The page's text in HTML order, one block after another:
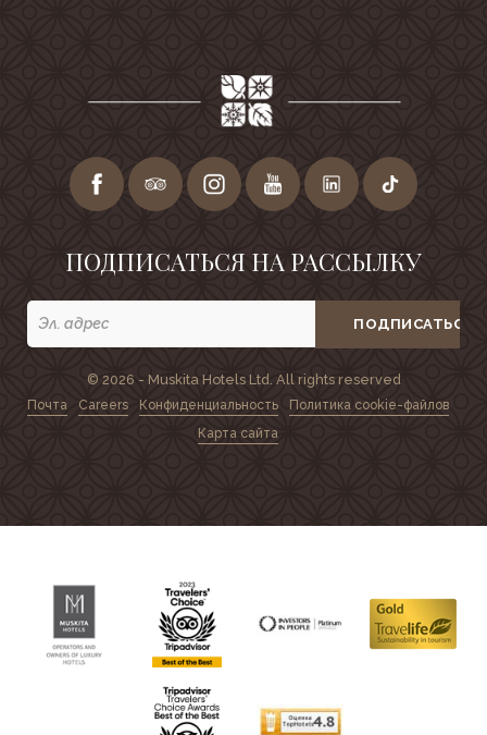
ПОДПИСАТЬСЯ НА РАССЫЛКУ
ПОДПИСАТЬСЯ
© 2026 - Muskita Hotels Ltd. All rights reserved
Почта Careers Конфиденциальность
Политика cookie-файлов
Карта сайта